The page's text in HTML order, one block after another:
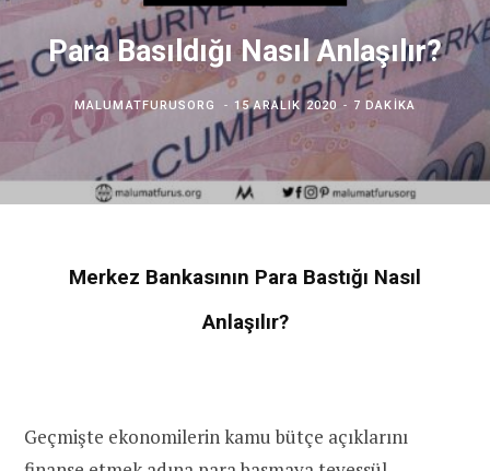
Para Basıldığı Nasıl Anlaşılır?
MALUMATFURUSORG 15 ARALIK 2020 7 DAKIKA
Merkez Bankasının Para Bastığı Nasıl
Anlaşılır?
Geçmişte ekonomilerin kamu bütçe açıklarını